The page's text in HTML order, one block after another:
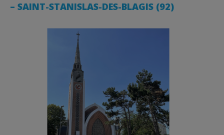
– SAINT-STANISLAS-DES-BLAGIS (92)